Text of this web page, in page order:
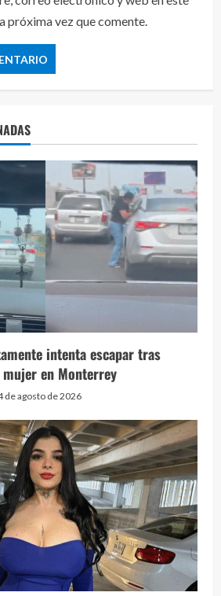
próxima vez que comente.
intenta escapar tras
en Monterrey
de agosto de 2026